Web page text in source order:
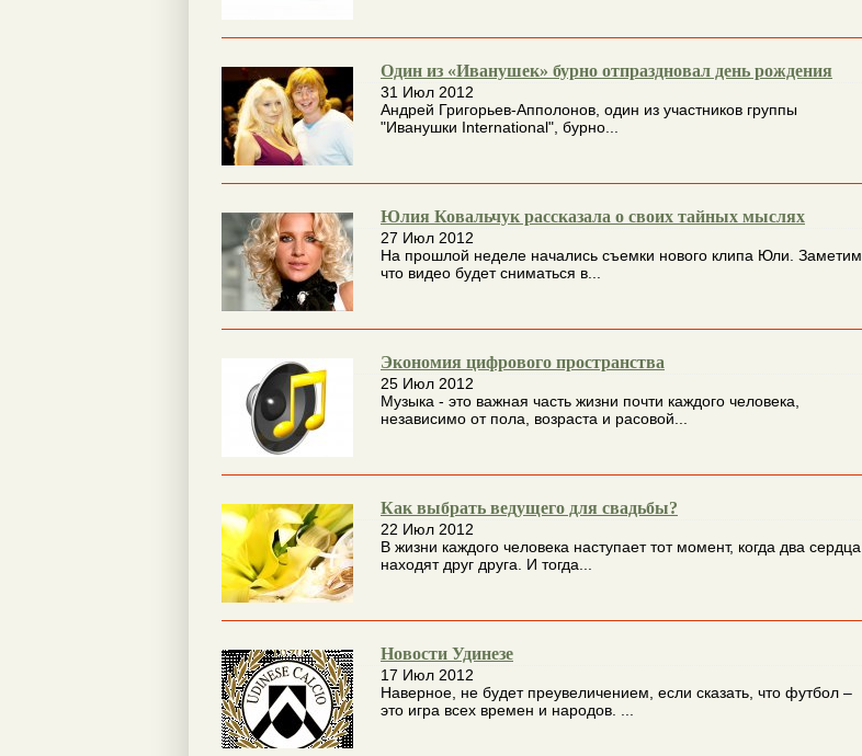
Один из «Иванушек» бурно отпраздновал день рождения
31 Июл 2012
Андрей Григорьев-Апполонов, один из участников группы
"Иванушки International", бурно...
Юлия Ковальчук рассказала о своих тайных мыслях
27 Июл 2012
На прошлой неделе начались съемки нового клипа Юли. Заметим,
что видео будет сниматься в...
Экономия цифрового пространства
25 Июл 2012
Музыка - это важная часть жизни почти каждого человека,
независимо от пола, возраста и расовой...
Как выбрать ведущего для свадьбы?
22 Июл 2012
В жизни каждого человека наступает тот момент, когда два сердца
находят друг друга. И тогда...
Новости Удинезе
17 Июл 2012
Наверное, не будет преувеличением, если сказать, что футбол –
это игра всех времен и народов. ...